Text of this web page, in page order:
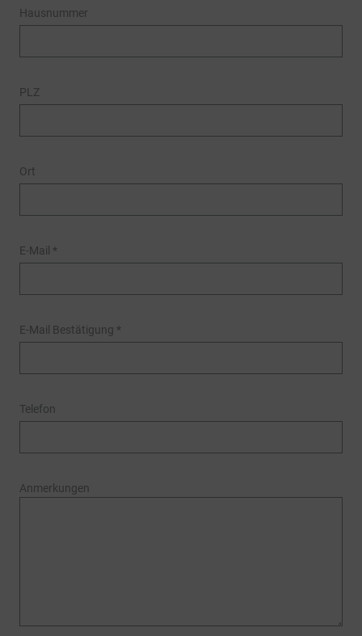
Hausnummer
PLZ
Ort
E-Mail *
E-Mail Bestätigung *
Telefon
Anmerkungen